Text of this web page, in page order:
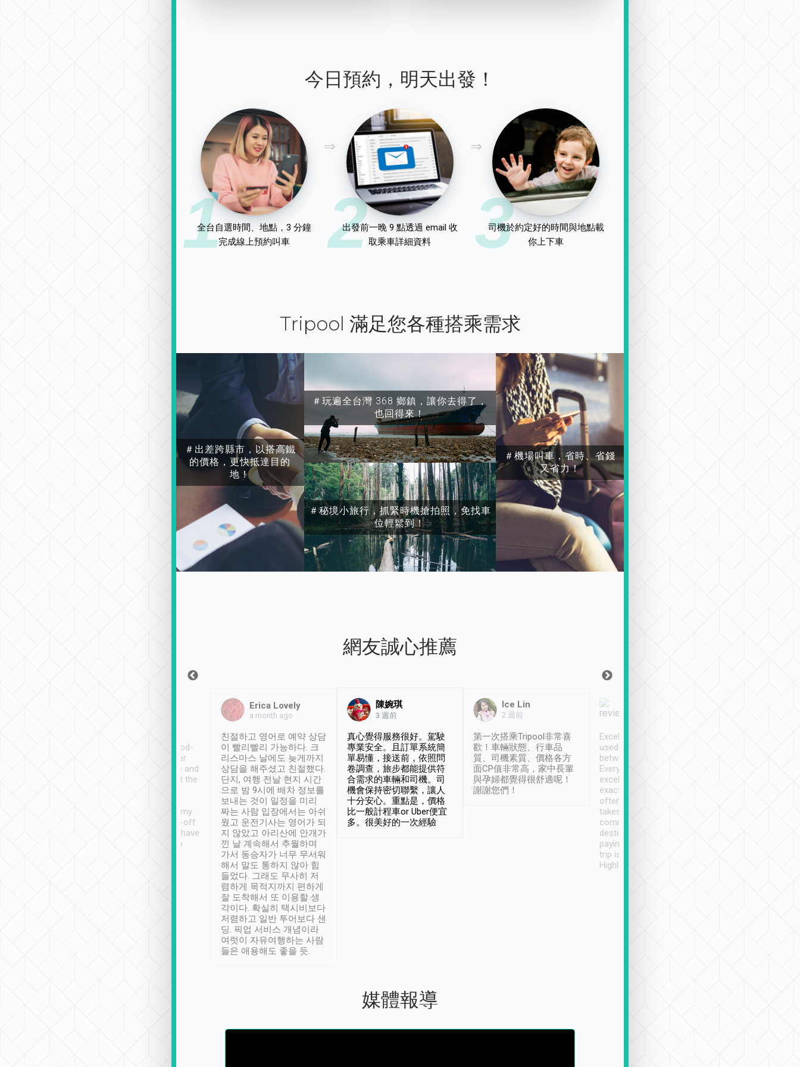
今日預約，明天出發！
1
全台自選時間、地點，3 分鐘
完成線上預約叫車
2
出發前一晚 9 點透過 email 收
取乘車詳細資料
3
司機於約定好的時間與地點載
你上下車
Tripool 滿足您各種搭乘需求
＃出差跨縣市，以搭高鐵
的價格，更快抵達目的
地！
＃玩遍全台灣 368 鄉鎮，讓你去得了，
也回得來！
＃秘境小旅行，抓緊時機搶拍照，免找車
位輕鬆到！
＃機場叫車，省時、省錢
又省力！
網友誠心推薦
service, vehicles in good-
condition and the driver
service was awesome and
thoughtful. Driver went the
have safely arrived at my
destination after drop-off.
Definitely something I have
not seen elsewhere 👍
Erica Lovely
a month ago
친절하고 영어로 예약 상담
이 빨리빨리 가능하다. 크
리스마스 날에도 늦게까지
상담을 해주셨고 친절했다.
단지, 여행 전날 현지 시간
으로 밤 9시에 배차 정보를
보내는 것이 일정을 미리
짜는 사람 입장에서는 아쉬
웠고 운전기사는 영어가 되
지 않았고 아리산에 안개가
낀 날 계속해서 추월하며
가서 동승자가 너무 무서워
해서 말도 통하지 않아 힘
들었다. 그래도 무사히 저
렴하게 목적지까지 편하게
잘 도착해서 또 이용할 생
각이다. 확실히 택시비보다
저렴하고 일반 투어보다 샌
딩. 픽업 서비스 개념이라
여럿이 자유여행하는 사람
들은 애용해도 좋을 듯.
陳婉琪
3 週前
真心覺得服務很好。駕駛
專業安全。且訂單系統簡
單易懂，接送前，依照問
卷調查，旅步都能提供符
合需求的車輛和司機。司
機會保持密切聯繫，讓人
十分安心。重點是，價格
比一般計程車or Uber便宜
多。很美好的一次經驗
Ice Lin
2 週前
第一次搭乘Tripool非常喜
歡！車輛狀態、行車品
質、司機素質、價格各方
面CP值非常高，家中長輩
與孕婦都覺得很舒適呢！
謝謝您們！
Excellent service. We have
used Tripool to travel
between cities in Taiwan.
Every driver has been
excellent and arrives
exactly on time. As there is
often limited English it
takes the difficulty out of
communicating the
destination details and
paying online prior to the
trip is very convenient.
Highly recommended
媒體報導